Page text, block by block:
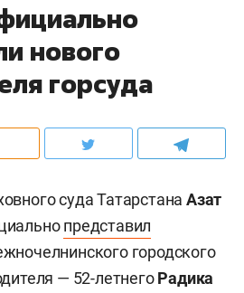
нового
горсуда
суда Татарстана Азат
представил
городского
— 52-летнегоРадика